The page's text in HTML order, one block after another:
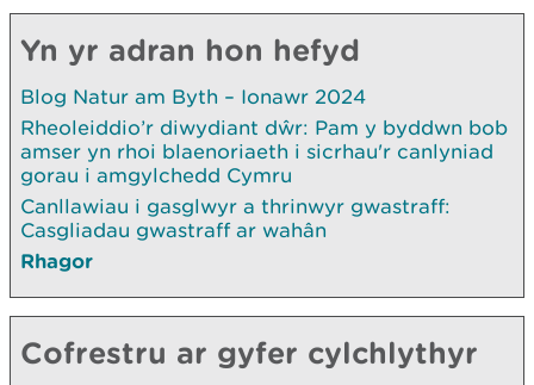
Yn yr adran hon hefyd
Blog Natur am Byth – Ionawr 2024
Rheoleiddio’r diwydiant dŵr: Pam y byddwn bob
amser yn rhoi blaenoriaeth i sicrhau'r canlyniad
gorau i amgylchedd Cymru
Canllawiau i gasglwyr a thrinwyr gwastraff:
Casgliadau gwastraff ar wahân
Rhagor
Cofrestru ar gyfer cylchlythyr